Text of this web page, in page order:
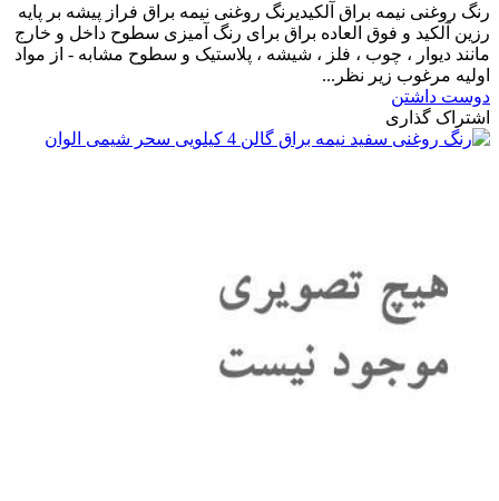
رنگ روغنی نیمه براق آلکیدیرنگ روغنی نیمه براق فراز پیشه بر پایه
رزین آلکید و فوق العاده براق برای رنگ آمیزی سطوح داخل و خارج
مانند دیوار ، چوب ، فلز ، شیشه ، پلاستیک و سطوح مشابه - از مواد
اولیه مرغوب زیر نظر...
دوست داشتن
اشتراک گذاری